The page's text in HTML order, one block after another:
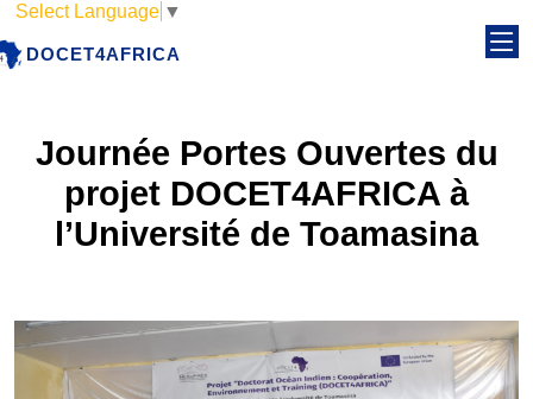
Select Language ▼
DOCET4AFRICA
Journée Portes Ouvertes du
projet DOCET4AFRICA à
l’Université de Toamasina